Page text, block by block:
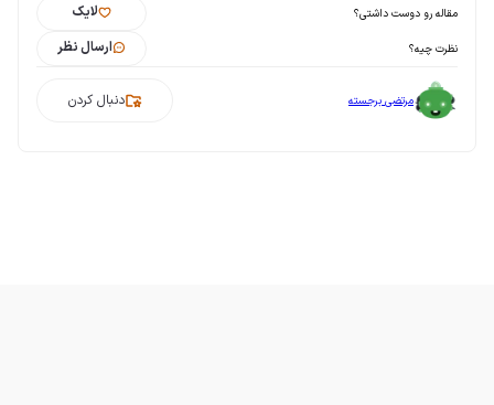
مقاله رو دوست داشتی؟ لایک
نظرت چیه؟ ارسال نظر
مرتضی برجسته دنبال کردن